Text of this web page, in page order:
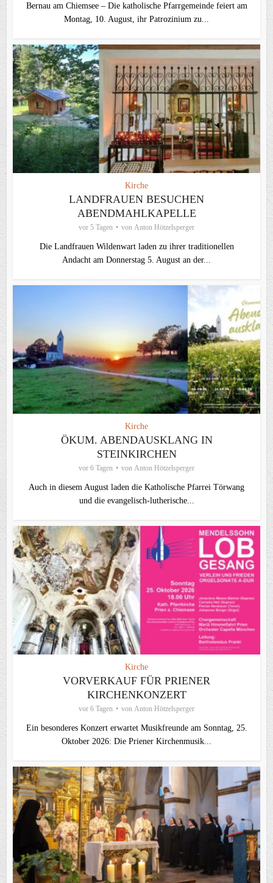
Bernau am Chiemsee – Die katholische Pfarrgemeinde feiert am
Montag, 10. August, ihr Patrozinium zu...
Kirche
LANDFRAUEN BESUCHEN
ABENDMAHLKAPELLE
vor 5 Tagen von Anton Hötzelsperger
Die Landfrauen Wildenwart laden zu ihrer traditionellen
Andacht am Donnerstag 5. August an der...
Kirche
ÖKUM. ABENDAUSKLANG IN
STEINKIRCHEN
vor 6 Tagen von Anton Hötzelsperger
Auch in diesem August laden die Katholische Pfarrei Törwang
und die evangelisch‑lutherische...
Kirche
VORVERKAUF FÜR PRIENER
KIRCHENKONZERT
vor 6 Tagen von Anton Hötzelsperger
Ein besonderes Konzert erwartet Musikfreunde am Sonntag, 25.
Oktober 2026: Die Priener Kirchenmusik...